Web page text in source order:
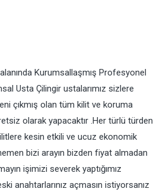
Kurumsallaşmış Profesyonel
Usta Çilingir ustalarımız sizlere
çıkmış olan tüm kilit ve koruma
olarak yapacaktır .Her türlü türden
kesin etkili ve ucuz ekonomik
bizi arayın bizden fiyat almadan
işimizi severek yaptığımız
anahtarlarınız açmasın istiyorsanız